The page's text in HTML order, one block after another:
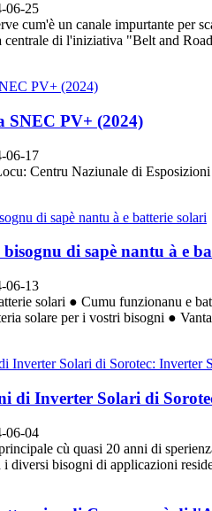
06-25
cum'è un canale impurtante per
centrale di l'iniziativa "Belt and
SNEC PV+ (2024)
06-17
Centru Naziunale di
di sapè nantu à e
06-13
solari ● Cumu funzionanu e
solare per i vostri bisogni ●
di Inverter Solari di
06-04
cù quasi 20 anni di
i diversi bisogni di applicazioni